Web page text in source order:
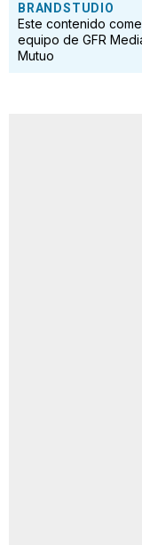
BRANDSTUDIO
Este contenido
equipo de GFR
Mutuo